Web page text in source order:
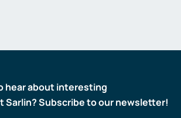
hear about interesting
Sarlin? Subscribe to our newsletter!